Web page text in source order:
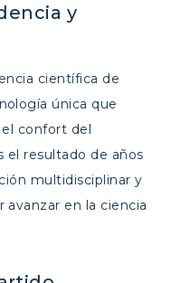
y
científica de
única que
confort del
el resultado de años
multidisciplinar y
avanzar en la ciencia